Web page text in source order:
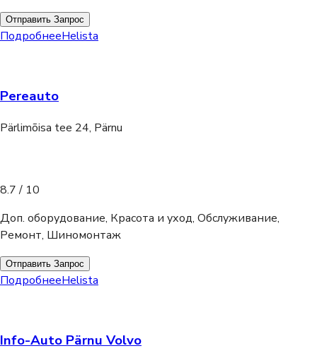
Отправить Запрос
ПодробнееHelista
Pereauto
Pärlimõisa tee 24, Pärnu
8.7 / 10
Доп. оборудование, Красота и уход, Обслуживание,
Ремонт, Шиномонтаж
Отправить Запрос
ПодробнееHelista
Info-Auto Pärnu Volvo